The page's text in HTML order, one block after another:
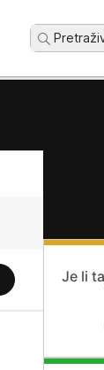
Je li